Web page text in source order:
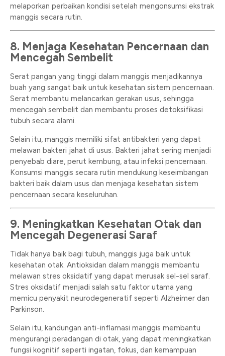
melaporkan perbaikan kondisi setelah mengonsumsi ekstrak
manggis secara rutin.
8. Menjaga Kesehatan Pencernaan dan
Mencegah Sembelit
Serat pangan yang tinggi dalam manggis menjadikannya
buah yang sangat baik untuk kesehatan sistem pencernaan.
Serat membantu melancarkan gerakan usus, sehingga
mencegah sembelit dan membantu proses detoksifikasi
tubuh secara alami.
Selain itu, manggis memiliki sifat antibakteri yang dapat
melawan bakteri jahat di usus. Bakteri jahat sering menjadi
penyebab diare, perut kembung, atau infeksi pencernaan.
Konsumsi manggis secara rutin mendukung keseimbangan
bakteri baik dalam usus dan menjaga kesehatan sistem
pencernaan secara keseluruhan.
9. Meningkatkan Kesehatan Otak dan
Mencegah Degenerasi Saraf
Tidak hanya baik bagi tubuh, manggis juga baik untuk
kesehatan otak. Antioksidan dalam manggis membantu
melawan stres oksidatif yang dapat merusak sel-sel saraf.
Stres oksidatif menjadi salah satu faktor utama yang
memicu penyakit neurodegeneratif seperti Alzheimer dan
Parkinson.
Selain itu, kandungan anti-inflamasi manggis membantu
mengurangi peradangan di otak, yang dapat meningkatkan
fungsi kognitif seperti ingatan, fokus, dan kemampuan